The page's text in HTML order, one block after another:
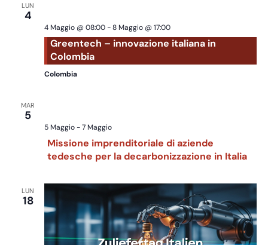
LUN
4
4 Maggio @ 08:00-8 Maggio @ 17:00
Greentech – innovazione italiana in
Colombia
Colombia
MAR
5
5 Maggio-7 Maggio
Missione imprenditoriale di aziende
tedesche per la decarbonizzazione in Italia
LUN
18